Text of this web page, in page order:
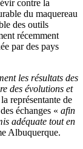
contre la
du maquereau
des outils
récemment
par des pays
les résultats des
des évolutions et
représentante de
échanges « afin
adéquate tout en
Albuquerque.